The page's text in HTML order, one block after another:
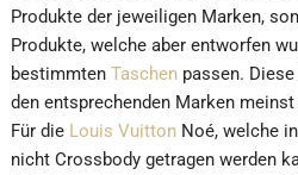
Produkte der jeweiligen Marken,
Produkte, welche aber entworfen
bestimmten Taschen passen.
den entsprechenden Marken
Für die Louis Vuitton Noé, welche
nicht Crossbody getragen werden